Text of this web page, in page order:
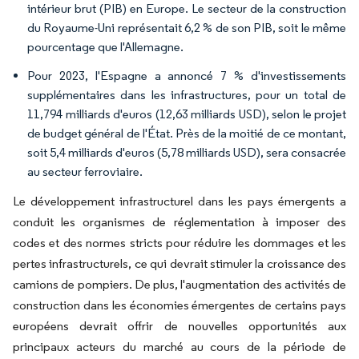
intérieur brut (PIB) en Europe. Le secteur de la construction
du Royaume-Uni représentait 6,2 % de son PIB, soit le même
pourcentage que l'Allemagne.
Pour 2023, l'Espagne a annoncé 7 % d'investissements
supplémentaires dans les infrastructures, pour un total de
11,794 milliards d'euros (12,63 milliards USD), selon le projet
de budget général de l'État. Près de la moitié de ce montant,
soit 5,4 milliards d'euros (5,78 milliards USD), sera consacrée
au secteur ferroviaire.
Le développement infrastructurel dans les pays émergents a
conduit les organismes de réglementation à imposer des
codes et des normes stricts pour réduire les dommages et les
pertes infrastructurels, ce qui devrait stimuler la croissance des
camions de pompiers. De plus, l'augmentation des activités de
construction dans les économies émergentes de certains pays
européens devrait offrir de nouvelles opportunités aux
principaux acteurs du marché au cours de la période de